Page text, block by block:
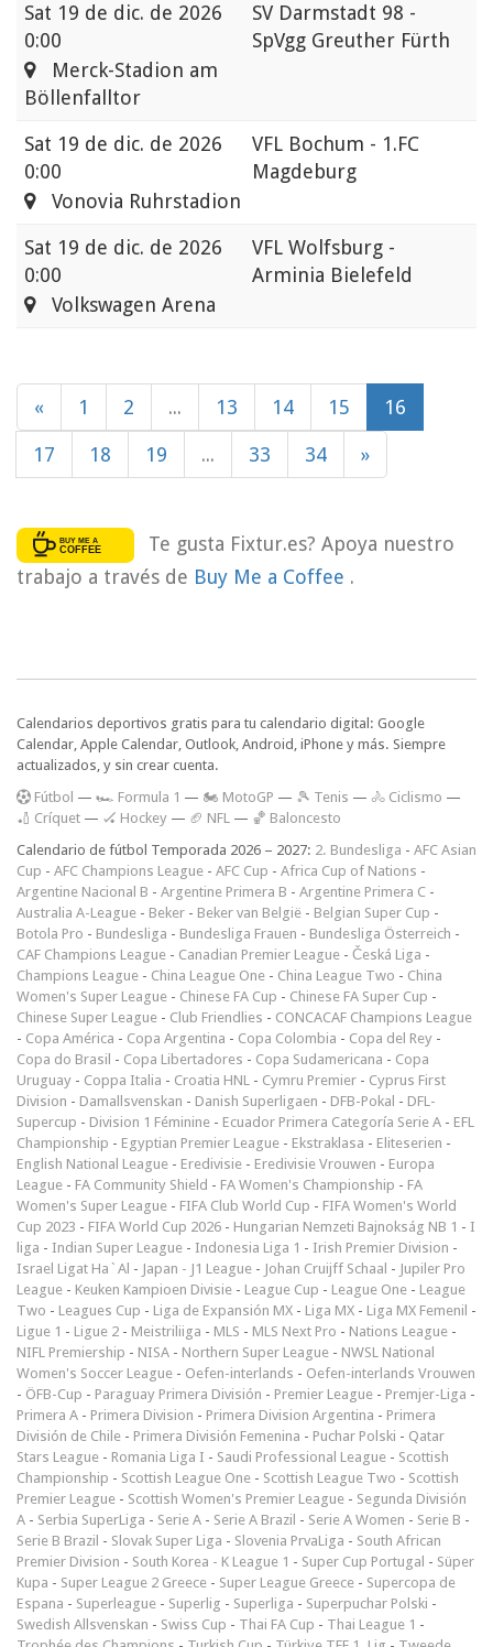
Sat 19 de dic. de 2026
0:00
SV Darmstadt 98 -
SpVgg Greuther Fürth
Merck-Stadion am
Böllenfalltor
Sat 19 de dic. de 2026
0:00
VFL Bochum - 1.FC
Magdeburg
Vonovia Ruhrstadion
Sat 19 de dic. de 2026
0:00
VFL Wolfsburg -
Arminia Bielefeld
Volkswagen Arena
« 1 2 ... 13 14 15 16
17 18 19 ... 33 34 »
Te gusta Fixtur.es? Apoya nuestro
trabajo a través de Buy Me a Coffee .
Calendarios deportivos gratis para tu calendario digital: Google
Calendar, Apple Calendar, Outlook, Android, iPhone y más. Siempre
actualizados, y sin crear cuenta.
Fútbol — 🏎️ Formula 1 — 🏍 MotoGP — 🎾 Tenis — 🚴 Ciclismo —
🏏 Críquet — 🏑 Hockey — 🏈 NFL — 🏀 Baloncesto
Calendario de fútbol Temporada 2026 – 2027: 2. Bundesliga - AFC Asian
Cup - AFC Champions League - AFC Cup - Africa Cup of Nations -
Argentine Nacional B - Argentine Primera B - Argentine Primera C -
Australia A-League - Beker - Beker van België - Belgian Super Cup -
Botola Pro - Bundesliga - Bundesliga Frauen - Bundesliga Österreich -
CAF Champions League - Canadian Premier League - Česká Liga -
Champions League - China League One - China League Two - China
Women's Super League - Chinese FA Cup - Chinese FA Super Cup -
Chinese Super League - Club Friendlies - CONCACAF Champions League
- Copa América - Copa Argentina - Copa Colombia - Copa del Rey -
Copa do Brasil - Copa Libertadores - Copa Sudamericana - Copa
Uruguay - Coppa Italia - Croatia HNL - Cymru Premier - Cyprus First
Division - Damallsvenskan - Danish Superligaen - DFB-Pokal - DFL-
Supercup - Division 1 Féminine - Ecuador Primera Categoría Serie A - EFL
Championship - Egyptian Premier League - Ekstraklasa - Eliteserien -
English National League - Eredivisie - Eredivisie Vrouwen - Europa
League - FA Community Shield - FA Women's Championship - FA
Women's Super League - FIFA Club World Cup - FIFA Women's World
Cup 2023 - FIFA World Cup 2026 - Hungarian Nemzeti Bajnokság NB 1 - I
liga - Indian Super League - Indonesia Liga 1 - Irish Premier Division -
Israel Ligat Ha`Al - Japan - J1 League - Johan Cruijff Schaal - Jupiler Pro
League - Keuken Kampioen Divisie - League Cup - League One - League
Two - Leagues Cup - Liga de Expansión MX - Liga MX - Liga MX Femenil -
Ligue 1 - Ligue 2 - Meistriliiga - MLS - MLS Next Pro - Nations League -
NIFL Premiership - NISA - Northern Super League - NWSL National
Women's Soccer League - Oefen-interlands - Oefen-interlands Vrouwen
- ÖFB-Cup - Paraguay Primera División - Premier League - Premjer-Liga -
Primera A - Primera Division - Primera Division Argentina - Primera
División de Chile - Primera División Femenina - Puchar Polski - Qatar
Stars League - Romania Liga I - Saudi Professional League - Scottish
Championship - Scottish League One - Scottish League Two - Scottish
Premier League - Scottish Women's Premier League - Segunda División
A - Serbia SuperLiga - Serie A - Serie A Brazil - Serie A Women - Serie B -
Serie B Brazil - Slovak Super Liga - Slovenia PrvaLiga - South African
Premier Division - South Korea - K League 1 - Super Cup Portugal - Süper
Kupa - Super League 2 Greece - Super League Greece - Supercopa de
Espana - Superleague - Superlig - Superliga - Superpuchar Polski -
Swedish Allsvenskan - Swiss Cup - Thai FA Cup - Thai League 1 -